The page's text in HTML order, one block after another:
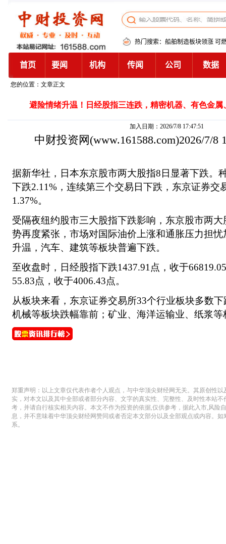
您的位置：文章正文
避险情绪升温！日经股指三连跌，精密机器、有色金
加入日期：2026/7/8 17:47:51
中财投资网 (www.161588.com)2026/7/8
据新华社，日本东京股市两大股指8日显著下跌。
下跌2.11%，连续第三个交易日下跌，东京证券交
1.37%。
受隔夜纽约股市三大股指下跌影响，东京股市两
势再度紧张，市场对国际油价上涨和通胀压力担
升温，汽车、建筑等板块普遍下跌。
至收盘时，日经股指下跌1437.91点，收于
55.83点，收于4006.43点。
从板块来看，东京证券交易所33个行业板块多数
机械等板块跌幅靠前；矿业、海洋运输业、纸浆等